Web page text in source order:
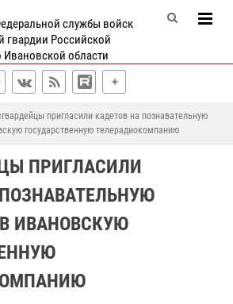
службы войск
гвардии Российской
области
пригласили кадетов на познавательную
государственную телерадиокомпанию
ПРИГЛАСИЛИ
ИВАНОВСКУЮ